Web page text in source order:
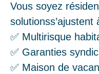
Vous soyez
✅ Multirisque
✅ Garanties syndic
✅ Maison de